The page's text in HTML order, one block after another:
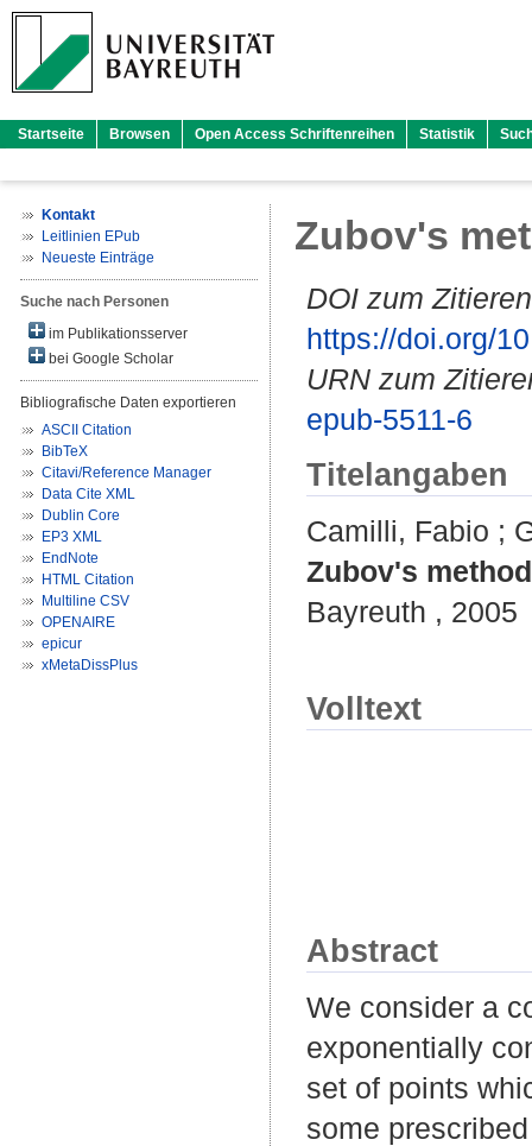
Startseite Browsen Open Access Schriftenreihen Statistik
Kontakt
Leitlinien EPub
Neueste Einträge
Suche nach Personen
im Publikationsserver
bei Google Scholar
Bibliografische Daten exportieren
ASCII Citation
BibTeX
Citavi/Reference Manager
Data Cite XML
Dublin Core
EP3 XML
EndNote
HTML Citation
Multiline CSV
OPENAIRE
epicur
xMetaDissPlus
Zubov's
DOI zum
https://doi.org/
URN zum
epub-5511-6
Titelangaben
Camilli, Fabio ;
Zubov's
Bayreuth , 2005
Volltext
Abstract
We consider a
exponentially
set of points
some